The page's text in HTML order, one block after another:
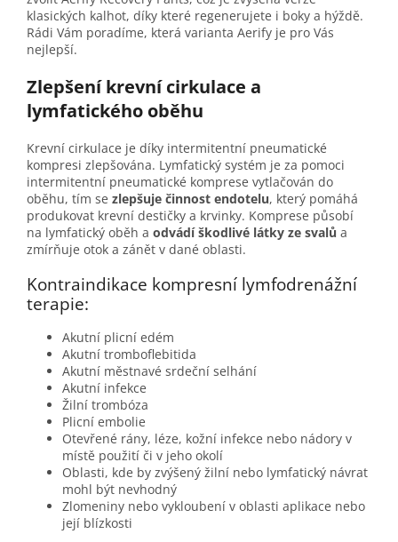
klasických kalhot, díky které regenerujete i boky a hýždě.
Rádi Vám poradíme, která varianta Aerify je pro Vás
nejlepší.
Zlepšení krevní cirkulace a
lymfatického oběhu
Krevní cirkulace je díky intermitentní pneumatické
kompresi zlepšována. Lymfatický systém je za pomoci
intermitentní pneumatické komprese vytlačován do
oběhu, tím se zlepšuje činnost endotelu, který pomáhá
produkovat krevní destičky a krvinky. Komprese působí
na lymfatický oběh a odvádí škodlivé látky ze svalů a
zmírňuje otok a zánět v dané oblasti.
Kontraindikace kompresní lymfodrenážní
terapie:
Akutní plicní edém
Akutní tromboflebitida
Akutní městnavé srdeční selhání
Akutní infekce
Žilní trombóza
Plicní embolie
Otevřené rány, léze, kožní infekce nebo nádory v
místě použití či v jeho okolí
Oblasti, kde by zvýšený žilní nebo lymfatický návrat
mohl být nevhodný
Zlomeniny nebo vykloubení v oblasti aplikace nebo
její blízkosti